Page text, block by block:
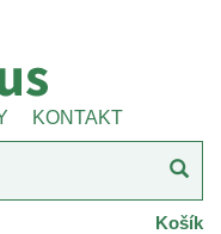
KONTAKT
Košík